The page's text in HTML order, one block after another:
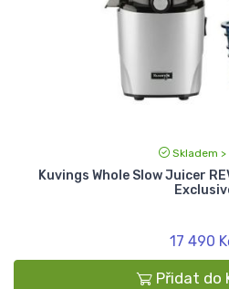
Skladem >
Kuvings Whole Slow Juicer
17 490
Přidat do